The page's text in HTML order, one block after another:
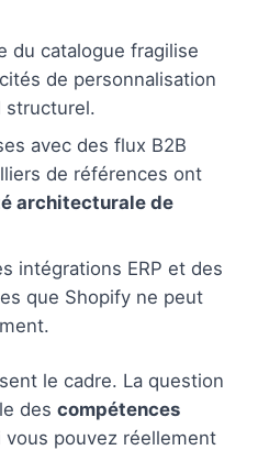
du catalogue fragilise
de personnalisation
structurel.
avec des flux B2B
de références ont
architecturale de
intégrations ERP et des
que Shopify ne peut
le cadre. La question
des compétences
pouvez réellement